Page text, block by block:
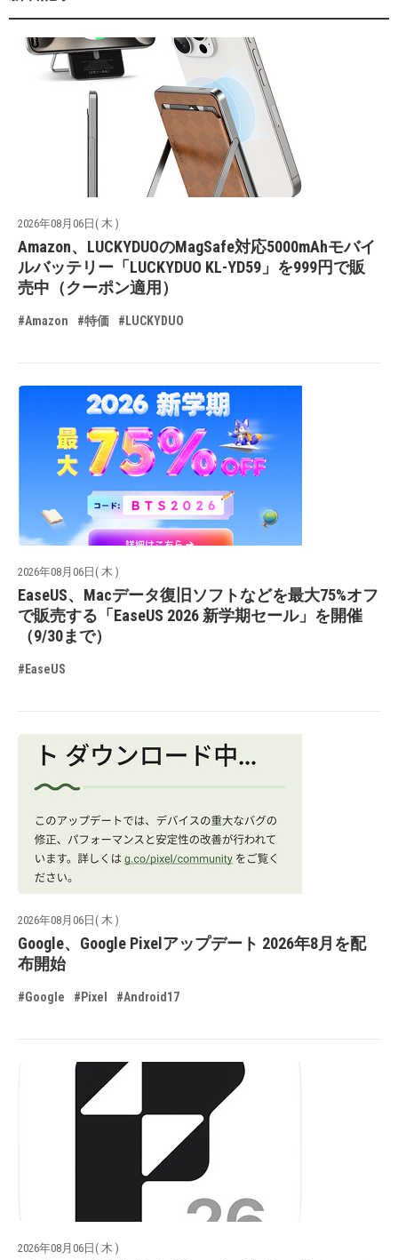
2026年08月06日( 木 )
Amazon、LUCKYDUOのMagSafe対応5000mAhモバイ
ルバッテリー「LUCKYDUO KL-YD59」を999円で販
売中（クーポン適用）
#Amazon #特価 #LUCKYDUO
2026年08月06日( 木 )
EaseUS、Macデータ復旧ソフトなどを最大75%オフ
で販売する「EaseUS 2026 新学期セール」を開催
（9/30まで）
#EaseUS
2026年08月06日( 木 )
Google、Google Pixelアップデート 2026年8月を配
布開始
#Google #Pixel #Android17
2026年08月06日( 木 )